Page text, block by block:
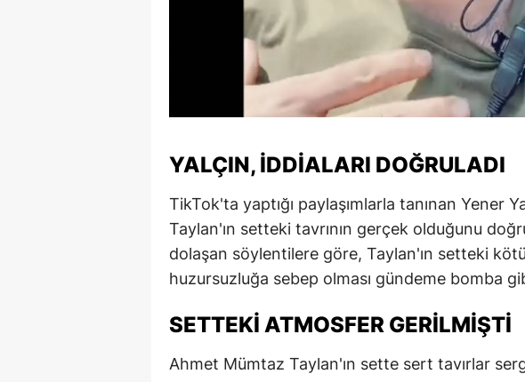
YALÇIN, İDDIALARI DOĞRULADI
TikTok'ta yaptığı paylaşımlarla tanınan Yener
Taylan'ın setteki tavrının gerçek olduğunu
dolaşan söylentilere göre, Taylan'ın setteki kötü
huzursuzluğa sebep olması gündeme bomba
SETTEKI ATMOSFER GERILMIŞTI
Ahmet Mümtaz Taylan'ın sette sert tavırlar